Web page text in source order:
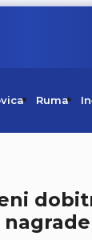
Ruma